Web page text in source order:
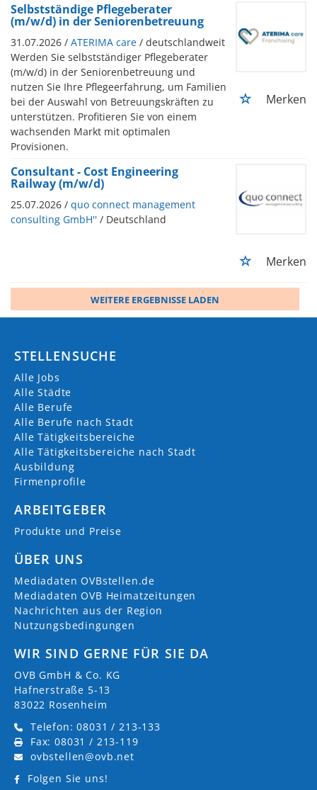
Selbstständige Pflegeberater
(m/w/d) in der Seniorenbetreuung
31.07.2026 / ATERIMA care / deutschlandweit
Werden Sie selbstständiger Pflegeberater
(m/w/d) in der Seniorenbetreuung und
nutzen Sie Ihre Pflegeerfahrung, um Familien
bei der Auswahl von Betreuungskräften zu
unterstützen. Profitieren Sie von einem
wachsenden Markt mit optimalen
Provisionen.
Merken
Consultant - Cost Engineering
Railway (m/w/d)
25.07.2026 / quo connect management
consulting GmbH'' / Deutschland
Merken
WEITERE ERGEBNISSE LADEN
STELLENSUCHE
Alle Jobs
Alle Städte
Alle Berufe
Alle Berufe nach Stadt
Alle Tätigkeitsbereiche
Alle Tätigkeitsbereiche nach Stadt
Ausbildung
Firmenprofile
ARBEITGEBER
Produkte und Preise
ÜBER UNS
Mediadaten OVBstellen.de
Mediadaten OVB Heimatzeitungen
Nachrichten aus der Region
Nutzungsbedingungen
WIR SIND GERNE FÜR SIE DA
OVB GmbH & Co. KG
Hafnerstraße 5-13
83022 Rosenheim
Telefon: 08031 / 213-133
Fax: 08031 / 213-119
ovbstellen@ovb.net
Folgen Sie uns!